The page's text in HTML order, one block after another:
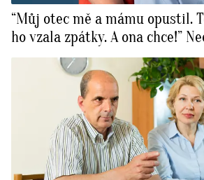
“Můj otec mě a mámu opustil.
ho vzala zpátky. A ona chce!”